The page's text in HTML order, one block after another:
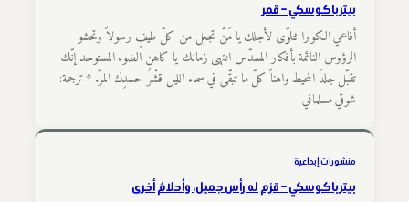
بيتر باكوسكي – قمر
أفاعي الكوبرا تتلوّى لأجلك يا مَنْ تجعل من كلّ طيفٍ رسولاً وتحشو
الرؤوس النائمة بأفكار المسدّس انتهى زمانك يا كاهن الضوء المستوحد إنّك
تقبّل جلدَ المحيط واهناً كلّ ما تبقّى في سماء الليل قشْرُ حسدِك المرّ. * ترجمة:
شوقي مسلماني
منشورات إبداعية
بيتر باكوسكي – قزم له رأس جميل، وأحلامٌ أخرى